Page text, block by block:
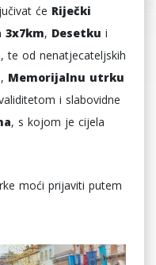
će Riječki
, Desetku i
te od nenatjecateljskih
Memorijalnu utrku
i slabovidne
, s kojom je cijela
moći prijaviti putem